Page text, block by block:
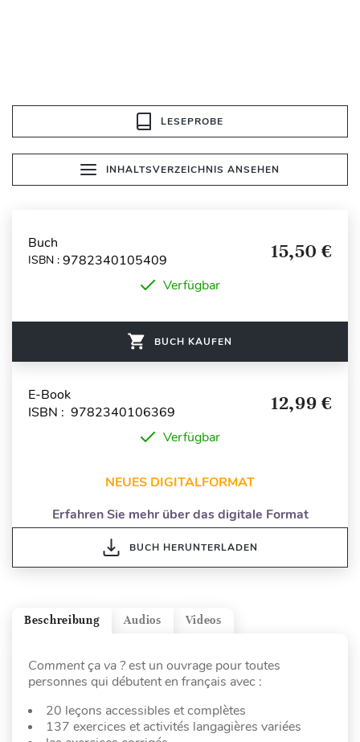
LESEPROBE
INHALTSVERZEICHNIS ANSEHEN
Buch
ISBN : 9782340105409 15,50 €
Verfügbar
BUCH KAUFEN
E-Book
ISBN : 9782340106369
12,99 €
Verfügbar
NEUES DIGITALFORMAT
Erfahren Sie mehr über das digitale Format
BUCH HERUNTERLADEN
Videos
Audios
Beschreibung
Comment ça va ?est un ouvrage pour toutes
personnes qui débutent en français avec :
20 leçons accessibles et complètes
137 exercices et activités langagières variées